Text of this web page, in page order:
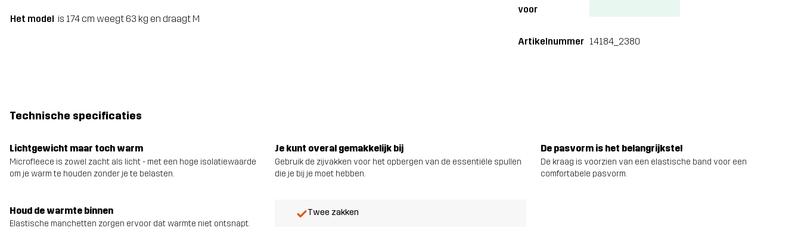
Het model is 174 cm weegt 63 kg en draagt M
voor
Artikelnummer 14184_2380
Technische specificaties
Lichtgewicht maar toch warm
Microfleece is zowel zacht als licht - met een hoge isolatiewaarde
om je warm te houden zonder je te belasten.
Je kunt overal gemakkelijk bij
Gebruik de zijvakken voor het opbergen van de essentiële spullen
die je bij je moet hebben.
De pasvorm is het belangrijkste!
De kraag is voorzien van een elastische band voor een
comfortabele pasvorm.
Houd de warmte binnen
Elastische manchetten zorgen ervoor dat warmte niet ontsnapt.
Twee zakken